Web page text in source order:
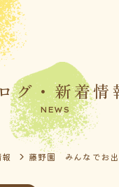
グ・新着情
NEWS
藤野園 みんなでお